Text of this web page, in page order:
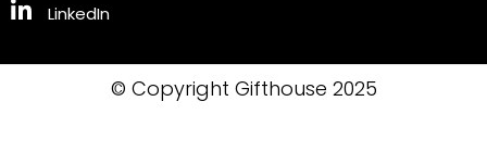
LinkedIn
© Copyright Gifthouse 2025